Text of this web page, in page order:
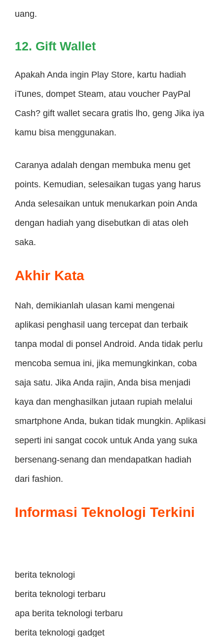
uang.
12. Gift Wallet
Apakah Anda ingin Play Store, kartu hadiah
iTunes, dompet Steam, atau voucher PayPal
Cash? gift wallet secara gratis lho, geng Jika iya
kamu bisa menggunakan.
Caranya adalah dengan membuka menu get
points. Kemudian, selesaikan tugas yang harus
Anda selesaikan untuk menukarkan poin Anda
dengan hadiah yang disebutkan di atas oleh
saka.
Akhir Kata
Nah, demikianlah ulasan kami mengenai
aplikasi penghasil uang tercepat dan terbaik
tanpa modal di ponsel Android. Anda tidak perlu
mencoba semua ini, jika memungkinkan, coba
saja satu. Jika Anda rajin, Anda bisa menjadi
kaya dan menghasilkan jutaan rupiah melalui
smartphone Anda, bukan tidak mungkin. Aplikasi
seperti ini sangat cocok untuk Anda yang suka
bersenang-senang dan mendapatkan hadiah
dari fashion.
Informasi Teknologi Terkini
berita teknologi
berita teknologi terbaru
apa berita teknologi terbaru
berita teknologi gadget